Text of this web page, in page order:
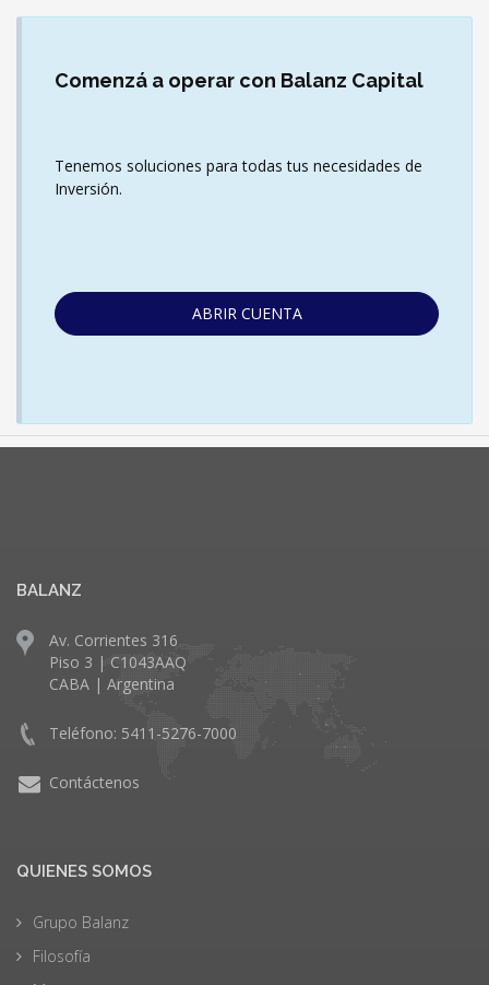
Comenzá a operar con Balanz Capital
Tenemos soluciones para todas tus necesidades de
Inversión.
ABRIR CUENTA
BALANZ
Av. Corrientes 316
Piso 3 | C1043AAQ
CABA | Argentina
Teléfono: 5411-5276-7000
Contáctenos
QUIENES SOMOS
Grupo Balanz
Filosofía